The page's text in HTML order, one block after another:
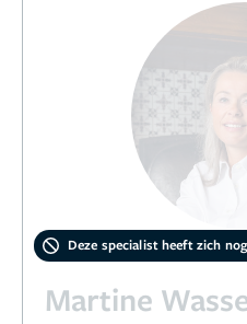
Deze specialist heeft zich
Martine